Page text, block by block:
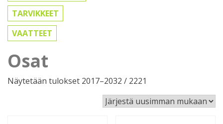
TARVIKKEET
VAATTEET
Osat
Näytetään tulokset 2017–2032 / 2221
by
latest